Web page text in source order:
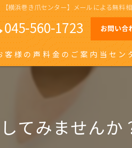
【横浜巻き爪センター】メールによる無料
045-560-1723 お問い合
客様の声料金のご案内当セン
川崎の
てみませんか